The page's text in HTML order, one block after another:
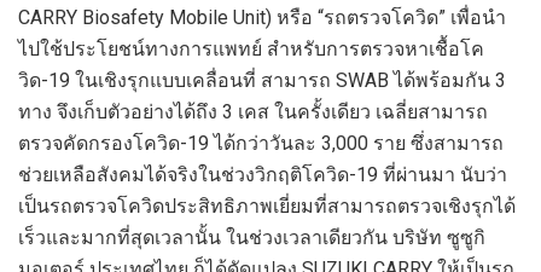
CARRY Biosafety Mobile Unit) หรือ “รถตรวจโควิด” เพื่อนำ
ไปใช้ประโยชน์ทางการแพทย์ สำหรับการตรวจหาเชื้อโค
วิด-19 ในเชิงรุกแบบเคลื่อนที่ สามารถ SWAB ได้พร้อมกัน 3
ทาง จึงเก็บตัวอย่างได้ถึง 3 เคส ในครั้งเดียว เฉลี่ยสามารถ
ตรวจคัดกรองโควิด-19 ได้กว่าวันละ 3,000 ราย ซึ่งสามารถ
ช่วยเหลือสังคมได้จริงในช่วงวิกฤติโควิด-19 ที่ผ่านมา นับว่า
เป็นรถตรวจโควิดประสิทธิภาพเยี่ยมที่สามารถตรวจเชิงรุกได้
เร็วและมากที่สุดเวลานั้น ในช่วงเวลาเดียวกัน บริษัท ซูซูกิ